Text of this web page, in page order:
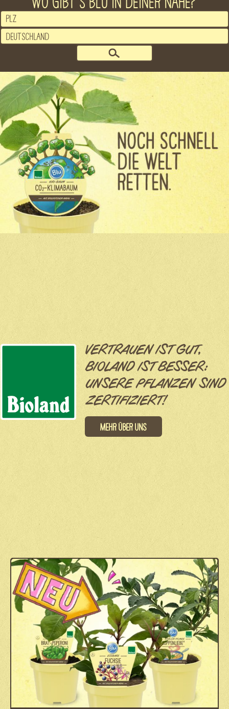
VERTRAUEN IST GUT,
BIOLAND IST BESSER:
UNSERE PFLANZEN SIND
ZERTIFIZIERT!
Mehr über uns